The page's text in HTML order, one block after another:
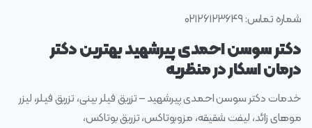
شماره تماس: ۰۲۱۲۶۱۲۳۶۴۹
دکتر سوسن احمدی پیرشهید بهترین دکتر
درمان اسکار در منظریه
خدمات دکتر سوسن احمدی پیرشهید – تزریق فیلر بینی، تزریق فیلر، لیزر
موهای زائد، لیفت شقیقه، مزوبوتاکس، تزریق بوتاکس،